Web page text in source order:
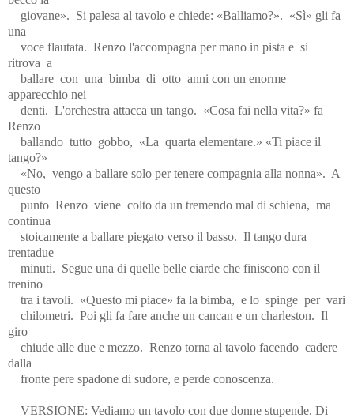
giovane». Si palesa al tavolo e chiede: «Balliamo?». «Sì» gli fa
una
voce flautata. Renzo l'accompagna per mano in pista e si
ritrova a
ballare con una bimba di otto anni con un enorme
apparecchio nei
denti. L'orchestra attacca un tango. «Cosa fai nella vita?» fa
Renzo
ballando tutto gobbo, «La quarta elementare.» «Ti piace il
tango?»
«No, vengo a ballare solo per tenere compagnia alla nonna». A
questo
punto Renzo viene colto da un tremendo mal di schiena, ma
continua
stoicamente a ballare piegato verso il basso. Il tango dura
trentadue
minuti. Segue una di quelle belle ciarde che finiscono con il
trenino
tra i tavoli. «Questo mi piace» fa la bimba, e lo spinge per vari
chilometri. Poi gli fa fare anche un cancan e un charleston. Il
giro
chiude alle due e mezzo. Renzo torna al tavolo facendo cadere
dalla
fronte pere spadone di sudore, e perde conoscenza.
VERSIONE: Vediamo un tavolo con due donne stupende. Di